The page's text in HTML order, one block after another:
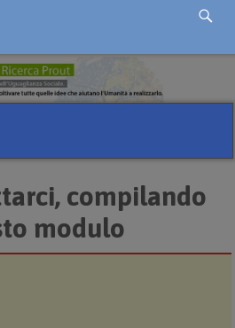
compilando
modulo